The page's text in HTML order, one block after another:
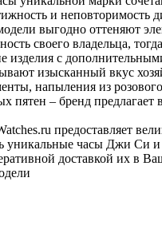
и неповторимость
выгодно оттеняют
своего владельца,
изделия с
изысканный вкус
напыления из розового
пятен – бренд предлагает
предоставляет
уникальные часы Джи Си и
доставкой их в